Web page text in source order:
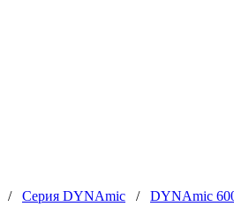
/ Серия DYNAmic / DYNAmic